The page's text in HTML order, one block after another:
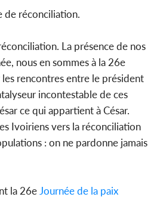
de réconciliation.
La présence de nos
nous en sommes à la 26e
rencontres entre le président
incontestable de ces
ce qui appartient à César.
Ivoiriens vers la réconciliation
: on ne pardonne jamais
la 26e Journée de la paix